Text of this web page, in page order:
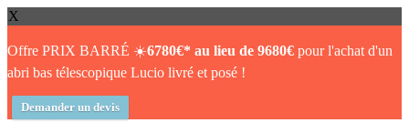
X
Offre PRIX BARRÉ ☀️6780€* au lieu de 9680€ pour l'achat d'un
abri bas télescopique Lucio livré et posé !
Demander un devis